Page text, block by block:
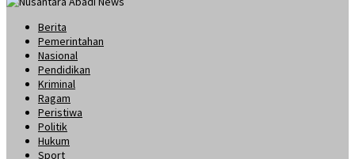
Berita
Pemerintahan
Nasional
Pendidikan
Kriminal
Ragam
Peristiwa
Politik
Hukum
Sport